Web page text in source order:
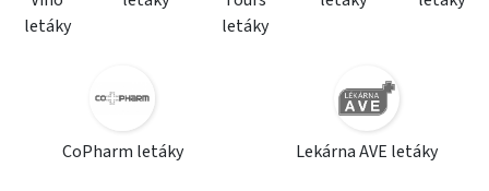
letáky
letáky
CoPharm letáky Lekárna AVE letáky